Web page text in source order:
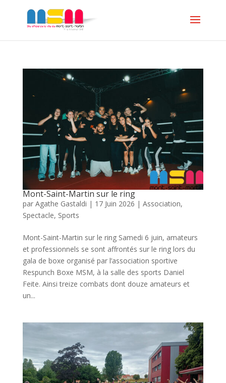
Mont-Saint-Martin sur le ring
par Agathe Gastaldi | 17 Juin 2026 | Association,
Spectacle, Sports
Mont-Saint-Martin sur le ring Samedi 6 juin, amateurs
et professionnels se sont affrontés sur le ring lors du
gala de boxe organisé par l’association sportive
Respunch Boxe MSM, à la salle des sports Daniel
Feite. Ainsi treize combats dont douze amateurs et
un...